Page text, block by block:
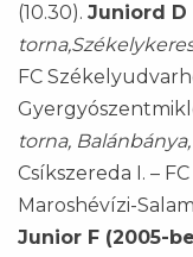
(10.30). Juniord
FC
torna,
Csíkszereda I. –
Maroshévízi-
Junior F (2005-